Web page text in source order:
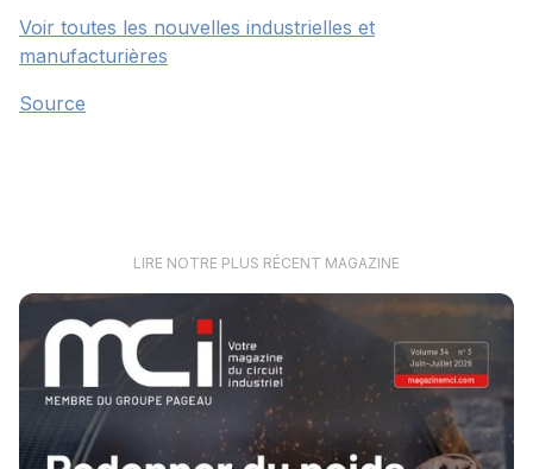
Voir toutes les nouvelles industrielles et
manufacturières
Source
LIRE NOTRE PLUS RÉCENT MAGAZINE